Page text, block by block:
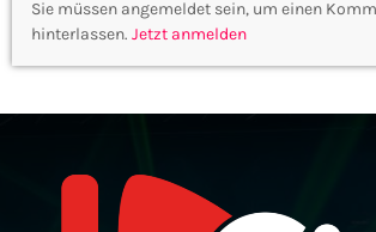
Sie müssen angemeldet sein, um einen
hinterlassen. Jetzt anmelden